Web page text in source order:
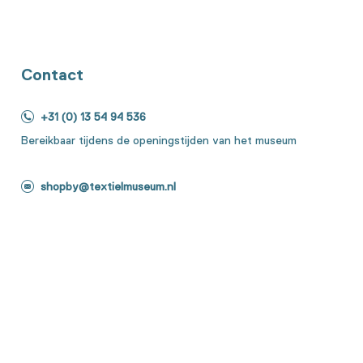
Contact
+31 (0) 13 54 94 536
Bereikbaar tijdens de openingstijden van het museum
shopby@textielmuseum.nl